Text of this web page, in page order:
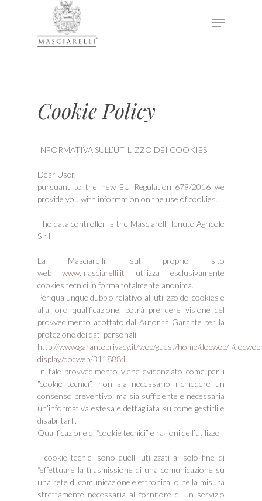
Cookie Policy
INFORMATIVA SULL’UTILIZZO DEI COOKIES
Dear User,
pursuant to the new EU Regulation 679/2016 we
provide you with information on the use of cookies.
The data controller is the Masciarelli Tenute Agricole
S r l
La Masciarelli, sul proprio sito
webwww.masciarelli.it utilizza esclusivamente
cookies tecnici in forma totalmente anonima.
Per qualunque dubbio relativo all’utilizzo dei cookies e
alla loro qualificazione, potrà prendere visione del
provvedimento adottato dall’Autorità Garante per la
protezione dei dati personali
http://www.garanteprivacy.it/web/guest/home/docweb/-/
display/docweb/3118884.
In tale provvedimento viene evidenziato come per i
“cookie tecnici”, non sia necessario richiedere un
consenso preventivo, ma sia sufficiente e necessaria
un’informativa estesa e dettagliata su come gestirli e
disabilitarli.
Qualificazione di “cookie tecnici” e ragioni dell’utilizzo
I cookie tecnici sono quelli utilizzati al solo fine di
“effettuare la trasmissione di una comunicazione su
una rete di comunicazione elettronica, o nella misura
strettamente necessaria al fornitore di un servizio